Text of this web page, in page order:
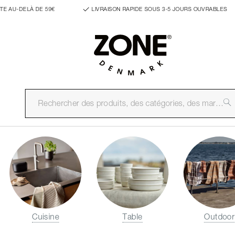
AU-DELÀ DE 59€ LIVRAISON RAPIDE SOUS 3-5 JOURS OUVRABLES
Cuisine Table Outdoor